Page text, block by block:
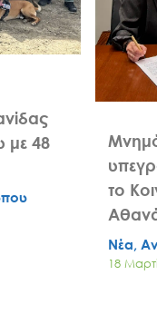
με 48
το
Νέα,
18